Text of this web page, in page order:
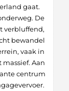
gaat.
De
verbluffend,
bewandel
vaak in
Aan
centrum